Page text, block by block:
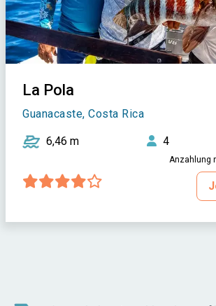
La Pola
Guanacaste, Costa Rica
6,46 m 4
Anzahlung